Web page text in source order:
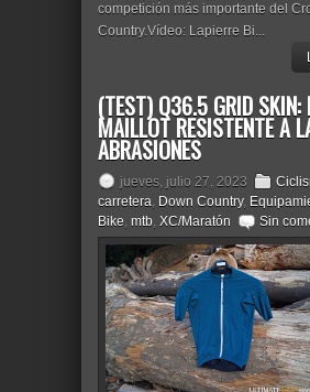
competición más importante del
Country.Vídeo: Lapierre Bi...
(TEST) Q36.5 GRID SKIN:
MAILLOT RESISTENTE A
ABRASIONES
jueves, julio 27, 2023
carretera, Down Country,
Bike, mtb, XC/Maratón
Sin